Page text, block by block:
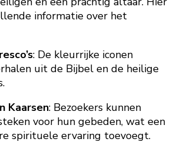
informatie over het
: De kleurrijke iconen
uit de Bijbel en de heilige
Kaarsen: Bezoekers kunnen
voor hun gebeden, wat een
spirituele ervaring toevoegt.